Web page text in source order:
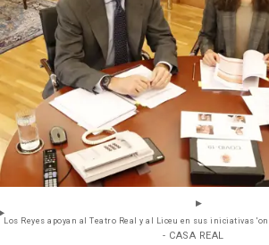
Los Reyes apoyan al Teatro Real y al Liceu en sus iniciativas
- CASA REAL